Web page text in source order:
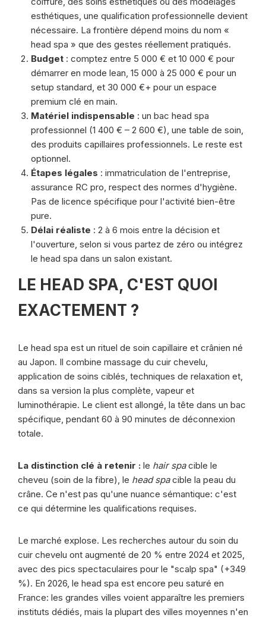
esthétiques, une qualification professionnelle devient
nécessaire. La frontière dépend moins du nom «
head spa » que des gestes réellement pratiqués.
Budget : comptez entre 5 000 € et 10 000 € pour
démarrer en mode lean, 15 000 à 25 000 € pour un
setup standard, et 30 000 €+ pour un espace
premium clé en main.
Matériel indispensable : un bac head spa
professionnel (1 400 € – 2 600 €), une table de soin,
des produits capillaires professionnels. Le reste est
optionnel.
Étapes légales : immatriculation de l'entreprise,
assurance RC pro, respect des normes d'hygiène.
Pas de licence spécifique pour l'activité bien-être
pure.
Délai réaliste : 2 à 6 mois entre la décision et
l'ouverture, selon si vous partez de zéro ou intégrez
le head spa dans un salon existant.
LE HEAD SPA, C'EST QUOI
EXACTEMENT ?
Le head spa est un rituel de soin capillaire et crânien né
au Japon. Il combine massage du cuir chevelu,
application de soins ciblés, techniques de relaxation et,
dans sa version la plus complète, vapeur et
luminothérapie. Le client est allongé, la tête dans un bac
spécifique, pendant 60 à 90 minutes de déconnexion
totale.
La distinction clé à retenir : le hair spacible le
cheveu (soin de la fibre), le head spacible la peau du
crâne. Ce n'est pas qu'une nuance sémantique: c'est
ce qui détermine les qualifications requises.
Le marché explose. Les recherches autour du soin du
cuir chevelu ont augmenté de 20 % entre 2024 et 2025,
avec des pics spectaculaires pour le "scalp spa" (+349
%). En 2026, le head spa est encore peu saturé en
France: les grandes villes voient apparaître les premiers
instituts dédiés, mais la plupart des villes moyennes n'en